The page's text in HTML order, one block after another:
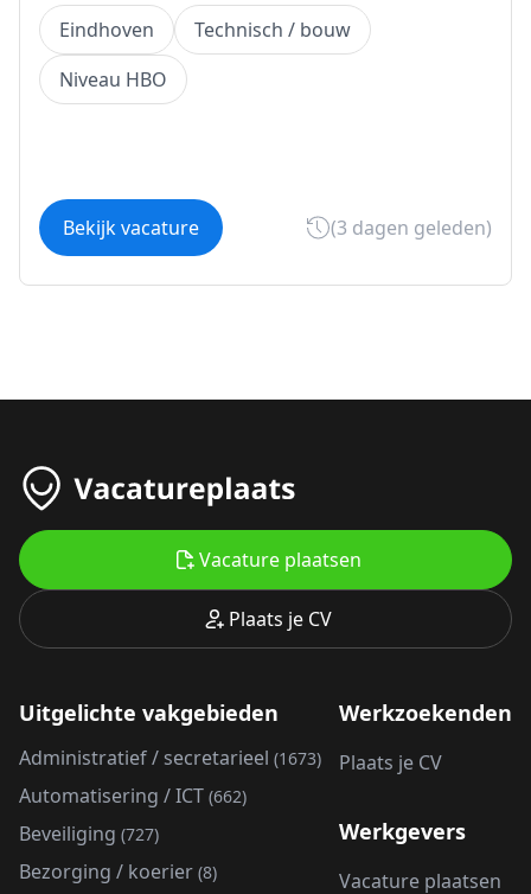
Eindhoven
Technisch / bouw
Niveau HBO
Bekijk vacature (3 dagen geleden)
Plaats je CV
Vacature plaatsen
Uitgelichte vakgebieden
Administratief / secretarieel (1673)
Automatisering / ICT (662)
Beveiliging (727)
Bezorging / koerier (8)
Werkzoekenden
Plaats je CV
Werkgevers
Vacature plaatsen